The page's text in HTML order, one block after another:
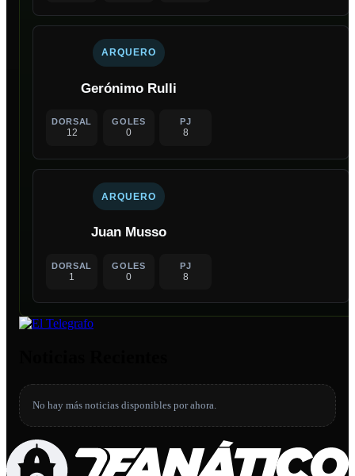
ARQUERO
Gerónimo Rulli
DORSAL
12
GOLES
0
PJ
8
ARQUERO
Juan Musso
DORSAL
1
GOLES
0
PJ
8
No hay más noticias disponibles por ahora.